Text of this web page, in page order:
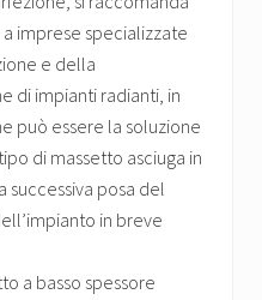
imprese specializzate
e della
di impianti radianti, in
può essere la soluzione
di massetto asciuga in
successiva posa del
in breve
a basso spessore